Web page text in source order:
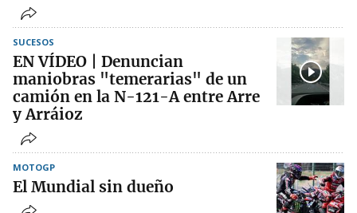
SUCESOS
EN VÍDEO | Denuncian
maniobras "temerarias" de un
camión en la N-121-A entre Arre
y Arráioz
MOTOGP
El Mundial sin dueño